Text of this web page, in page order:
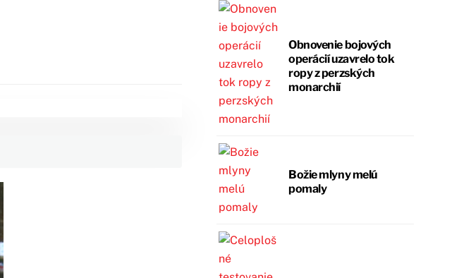
Obnovenie bojových
operácií uzavrelo tok
ropy z perzských
monarchií
Božie mlyny melú
pomaly